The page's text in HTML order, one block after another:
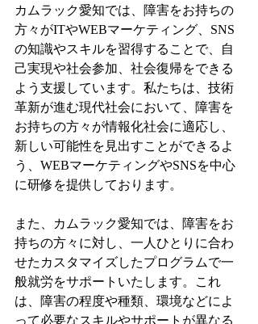
カムラック愛知では、障害をお持ちの
方々がITやWEBマーケティング、SNS
の知識やスキルを習得することで、自
己実現や社会参加、社会復帰をできる
よう支援しています。私たちは、技術
革新が進む現代社会において、障害を
お持ちの方々が情報化社会に適応し、
新しい可能性を見出すことができるよ
う、WEBマーケティングやSNSを中心
に研修を提供しております。
また、カムラック愛知では、障害をお
持ちの方々に対し、一人ひとりに合わ
せたカスタマイズしたプログラムで一
般就労をサポートいたします。これ
は、障害の程度や種類、環境などによ
って必要なスキルやサポートが異なる